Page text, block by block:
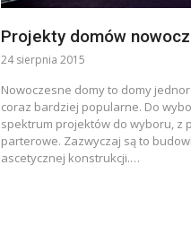
Projekty domów
24 sierpnia 2015
Nowoczesne domy to domy
coraz bardziej popularne. Do
spektrum projektów do wyboru, z
parterowe. Zazwyczaj są to
ascetycznej konstrukcji.…